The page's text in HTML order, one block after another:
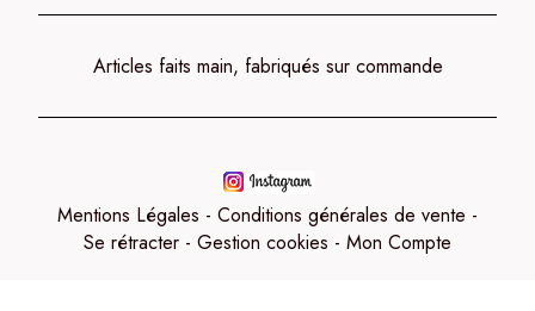
Articles faits main, fabriqués sur commande
Mentions Légales
Conditions générales de vente
Se rétracter
Gestion cookies Mon Compte